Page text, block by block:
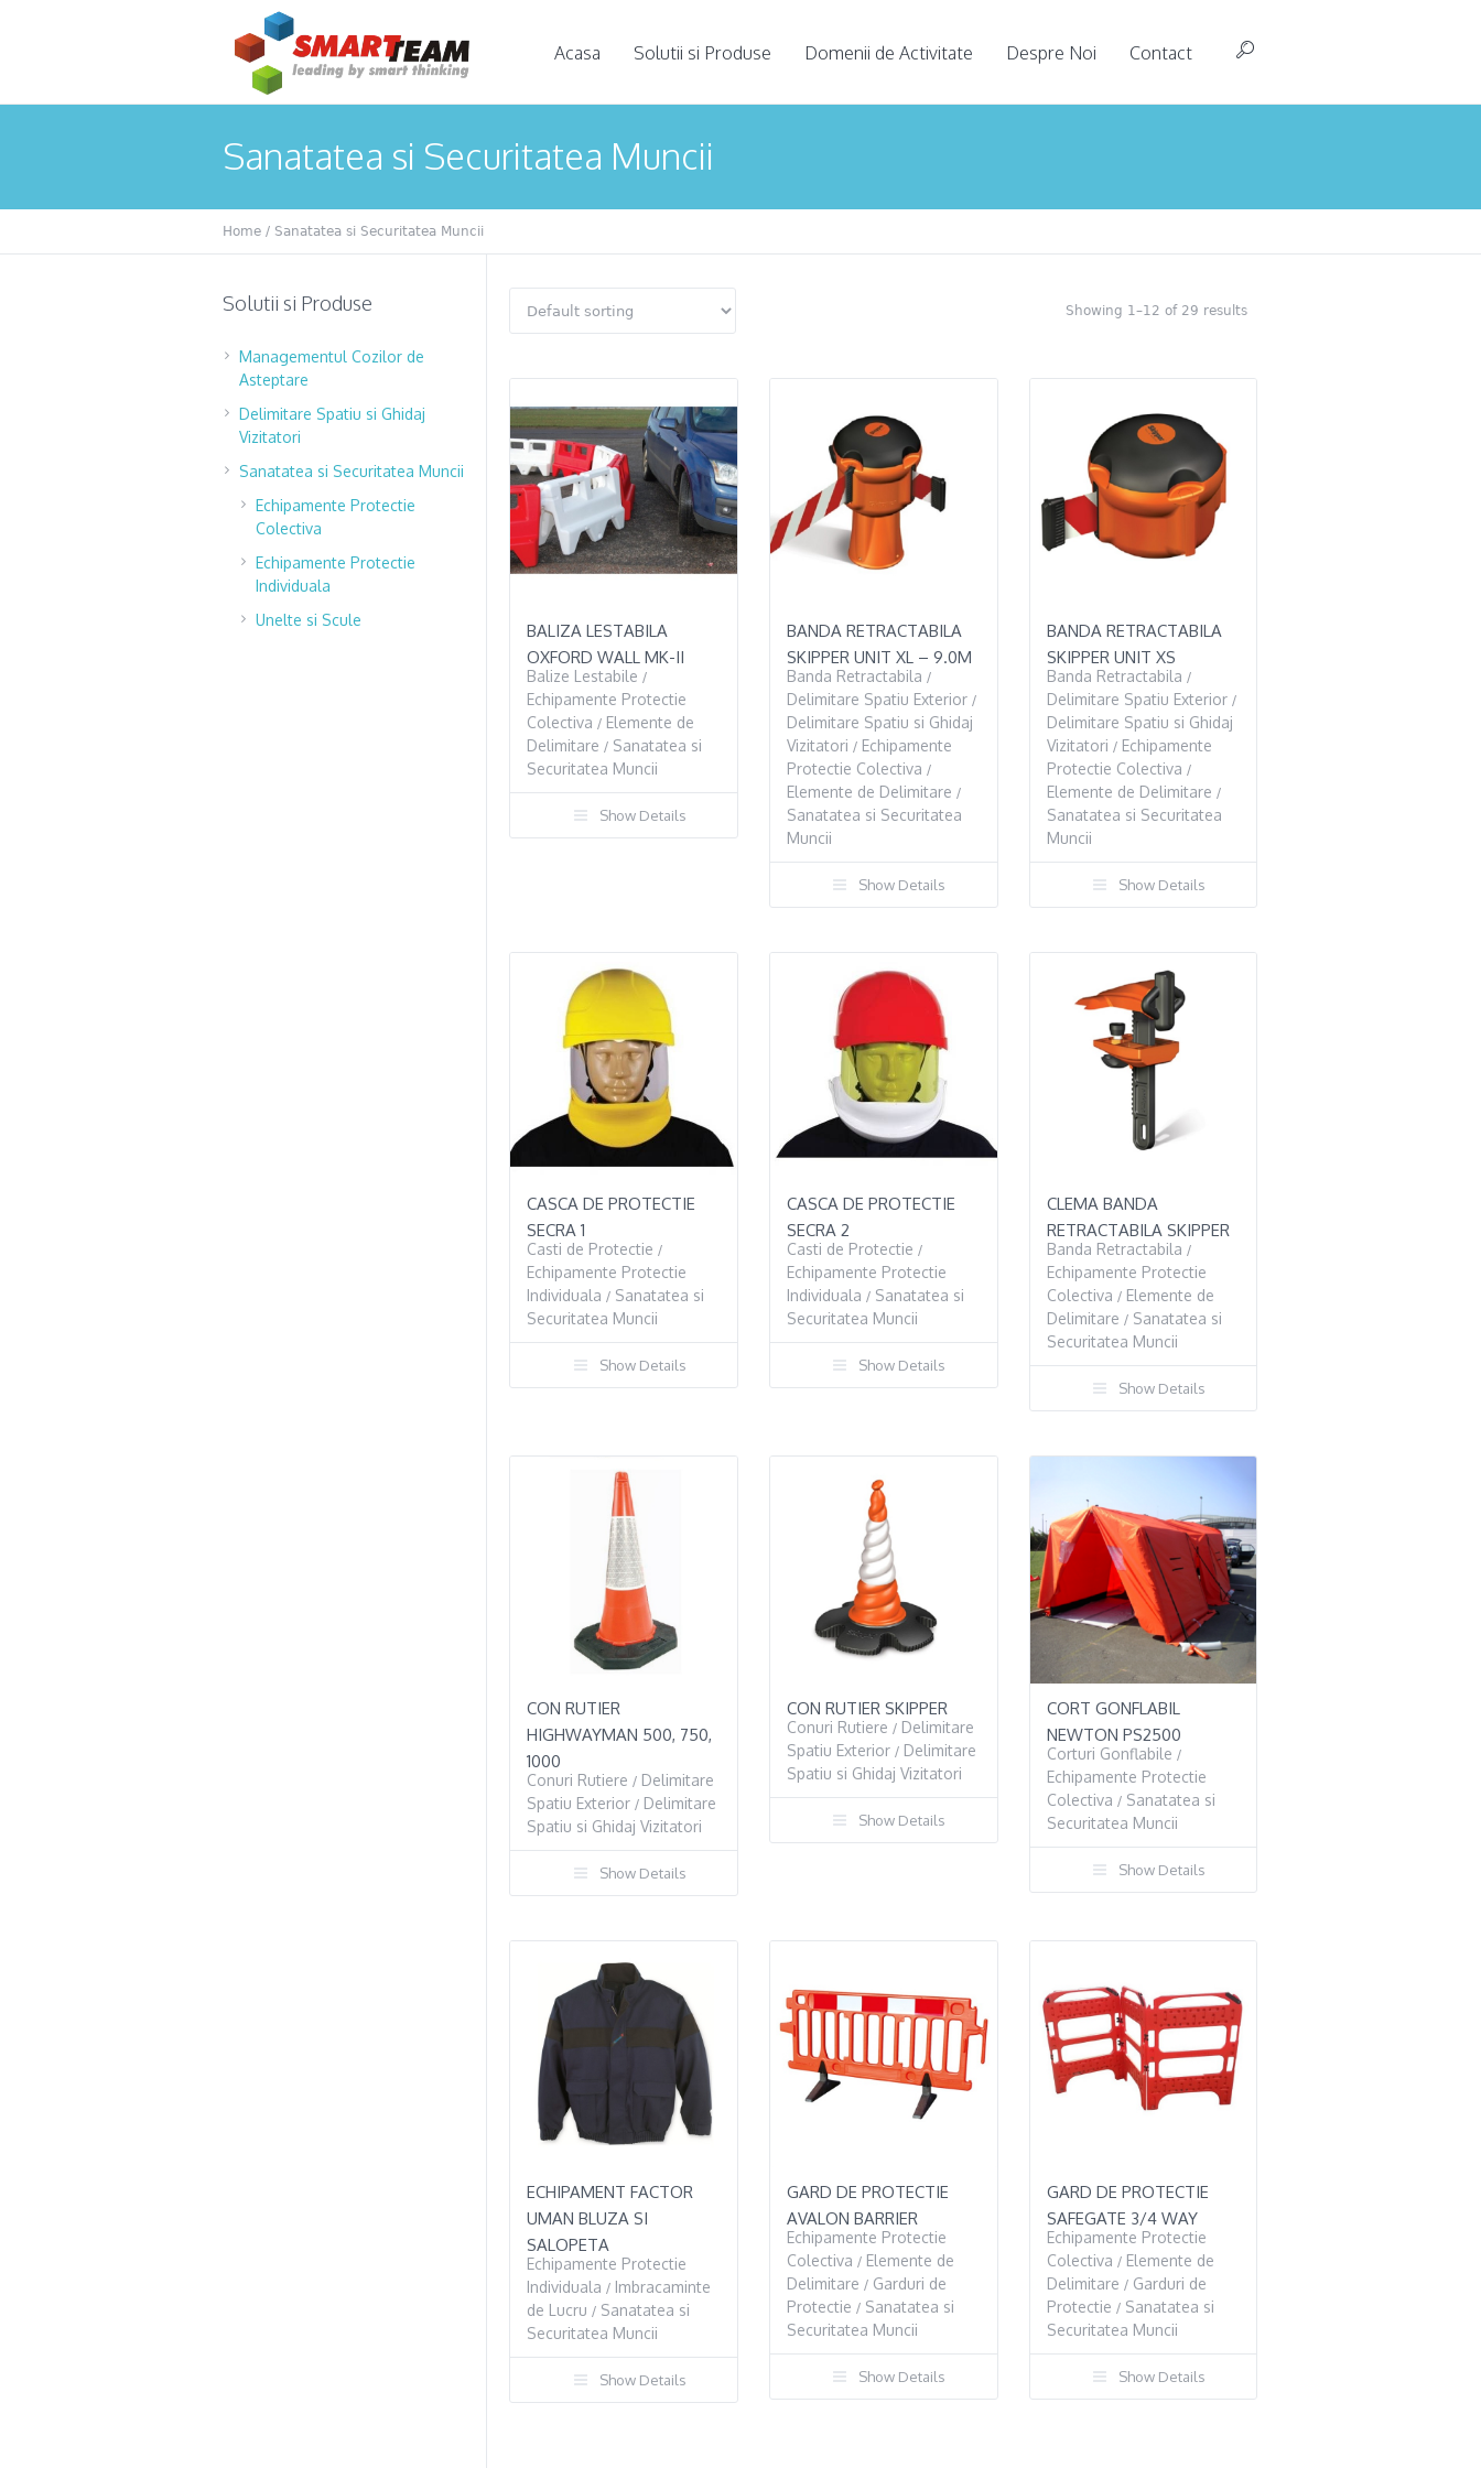
Acasa Solutii si Produse Domenii de Activitate Despre Noi Contact
Sanatatea si Securitatea Muncii
Home / Sanatatea si Securitatea Muncii
Showing 1–12 of 29 results
BALIZA LESTABILA
OXFORD WALL MK-II
Balize Lestabile /
Echipamente Protectie
Colectiva / Elemente de
Delimitare / Sanatatea si
Securitatea Muncii
Show Details
BANDA RETRACTABILA
SKIPPER UNIT XL – 9.0M
Banda Retractabila /
Delimitare Spatiu Exterior /
Delimitare Spatiu si Ghidaj
Vizitatori / Echipamente
Protectie Colectiva /
Elemente de Delimitare /
Sanatatea si Securitatea
Muncii
Show Details
BANDA RETRACTABILA
SKIPPER UNIT XS
Banda Retractabila /
Delimitare Spatiu Exterior/
Delimitare Spatiu si Ghidaj
Vizitatori / Echipamente
Protectie Colectiva /
Elemente de Delimitare /
Sanatatea si Securitatea
Muncii
Show Details
CASCA DE PROTECTIE
SECRA 1
Casti de Protectie /
Echipamente Protectie
Individuala / Sanatatea si
Securitatea Muncii
Show Details
CASCA DE PROTECTIE
SECRA 2
Casti de Protectie /
Echipamente Protectie
Individuala / Sanatatea si
Securitatea Muncii
Show Details
CLEMA BANDA
RETRACTABILA SKIPPER
Banda Retractabila /
Echipamente Protectie
Colectiva / Elemente de
Delimitare / Sanatatea si
Securitatea Muncii
Show Details
CON RUTIER
HIGHWAYMAN 500, 750,
1000
Conuri Rutiere / Delimitare
Spatiu Exterior / Delimitare
Spatiu si Ghidaj Vizitatori
Show Details
CON RUTIER SKIPPER
Conuri Rutiere / Delimitare
Spatiu Exterior / Delimitare
Spatiu si Ghidaj Vizitatori
Show Details
CORT GONFLABIL
NEWTON PS2500
Corturi Gonflabile /
Echipamente Protectie
Colectiva / Sanatatea si
Securitatea Muncii
Show Details
ECHIPAMENT FACTOR
UMAN BLUZA SI
SALOPETA
Echipamente Protectie
Individuala / Imbracaminte
de Lucru / Sanatatea si
Securitatea Muncii
Show Details
GARD DE PROTECTIE
AVALON BARRIER
Echipamente Protectie
Colectiva / Elemente de
Delimitare / Garduri de
Protectie / Sanatatea si
Securitatea Muncii
Show Details
GARD DE PROTECTIE
SAFEGATE 3/4 WAY
Echipamente Protectie
Colectiva / Elemente de
Delimitare / Garduri de
Protectie / Sanatatea si
Securitatea Muncii
Show Details
Solutii si Produse
Managementul Cozilor de
Asteptare
Delimitare Spatiu si Ghidaj
Vizitatori
Sanatatea si Securitatea Muncii
Echipamente Protectie
Colectiva
Echipamente Protectie
Individuala
Unelte si Scule